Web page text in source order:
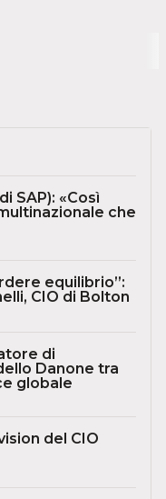
SAP): «Così
che
equilibrio”:
CIO di Bolton
di
Danone tra
globale
del CIO